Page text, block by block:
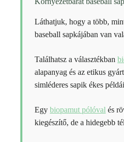
Láthatjuk, hogy a több,
baseball sapkájában van
Találhatsz a választékban
alapanyag és az etikus
simléderes sapik ékes
Egy biopamut pólóval és
kiegészítő, de a hidegebb